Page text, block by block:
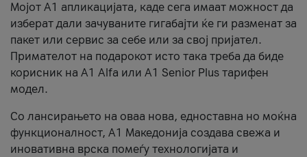
Мојот А1 апликацијата, каде сега имаат можност да
изберат дали зачуваните гигабајти ќе ги разменат за
пакет или сервис за себе или за свој пријател.
Примателот на подарокот исто така треба да биде
корисник на А1 Alfa или A1 Senior Plus тарифен
модел.
Со лансирањето на оваа нова, едноставна но моќна
функционалност, А1 Македонија создава свежа и
иновативна врска помеѓу технологијата и